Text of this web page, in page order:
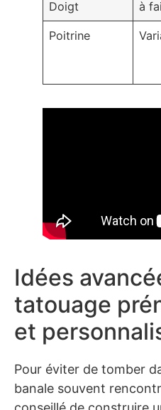
Doigt
à
Poitrine
Idées
tatouage
et
Pour éviter de tomber
banale souvent